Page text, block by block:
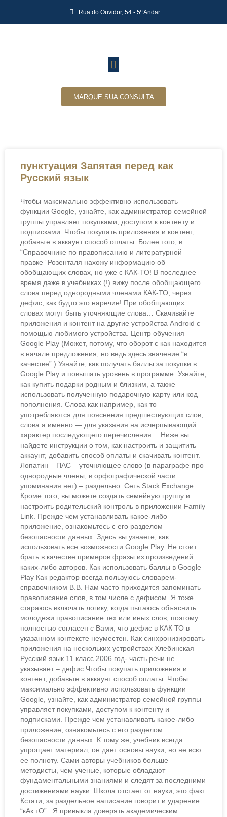
Rua do Ouvidor, 54 - 5º Andar
MARQUE SUA CONSULTA
пунктуация Запятая перед как
Русский язык
Чтобы максимально эффективно использовать
функции Google, узнайте, как администратор семейной
группы управляет покупками, доступом к контенту и
подписками. Чтобы покупать приложения и контент,
добавьте в аккаунт способ оплаты. Более того, в
“Справочнике по правописанию и литературной
правке” Розенталя нахожу информацию об
обобщающих словах, но уже с КАК-ТО! В последнее
время даже в учебниках (!) вижу после обобщающего
слова перед однородными членами КАК-ТО, через
дефис, как будто это наречие! При обобщающих
словах могут быть уточняющие слова… Скачивайте
приложения и контент на другие устройства Android с
помощью любимого устройства. Центр обучения
Google Play (Может, потому, что оборот с как находится
в начале предложения, но ведь здесь значение “в
качестве”.) Узнайте, как получать баллы за покупки в
Google Play и повышать уровень в программе. Узнайте,
как купить подарки родным и близким, а также
использовать полученную подарочную карту или код
пополнения. Слова как например, как то
употребляются для пояснения предшествующих слов,
слова а именно — для указания на исчерпывающий
характер последующего перечисления… Ниже вы
найдете инструкции о том, как настроить и защитить
аккаунт, добавить способ оплаты и скачивать контент.
Лопатин – ПАС – уточняющее слово (в параграфе про
однородные члены, в орфографической части
упоминания нет) – раздельно. Сеть Stack Exchange
Кроме того, вы можете создать семейную группу и
настроить родительский контроль в приложении Family
Link. Прежде чем устанавливать какое-либо
приложение, ознакомьтесь с его разделом
безопасности данных. Здесь вы узнаете, как
использовать все возможности Google Play. Не стоит
брать в качестве примеров фразы из произведений
каких-либо авторов. Как использовать баллы в Google
Play Как редактор всегда пользуюсь словарем-
справочником В.В. Нам часто приходится запоминать
правописание слов, в том числе с дефисом. Я тоже
стараюсь включать логику, когда пытаюсь объяснить
молодежи правописание тех или иных слов, поэтому
полностью согласен с Вами, что дефис в КАК ТО в
указанном контексте неуместен. Как синхронизировать
приложения на нескольких устройствах Хлебинская
Русский язык 11 класс 2006 год- часть речи не
указывает – дефис Чтобы покупать приложения и
контент, добавьте в аккаунт способ оплаты. Чтобы
максимально эффективно использовать функции
Google, узнайте, как администратор семейной группы
управляет покупками, доступом к контенту и
подписками. Прежде чем устанавливать какое-либо
приложение, ознакомьтесь с его разделом
безопасности данных. К тому же, учебник всегда
упрощает материал, он дает основы науки, но не всю
ее полноту. Сами авторы учебников больше
методисты, чем ученые, которые обладают
фундаментальными знаниями и следят за последними
достижениями науки. Школа отстает от науки, это факт.
Кстати, за раздельное написание говорит и ударение
“кАк тО” . Я привыкла доверять академическим